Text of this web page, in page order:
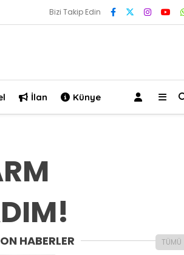
Bizi Takip Edin
İlan Künye
HABERLER TÜMÜ